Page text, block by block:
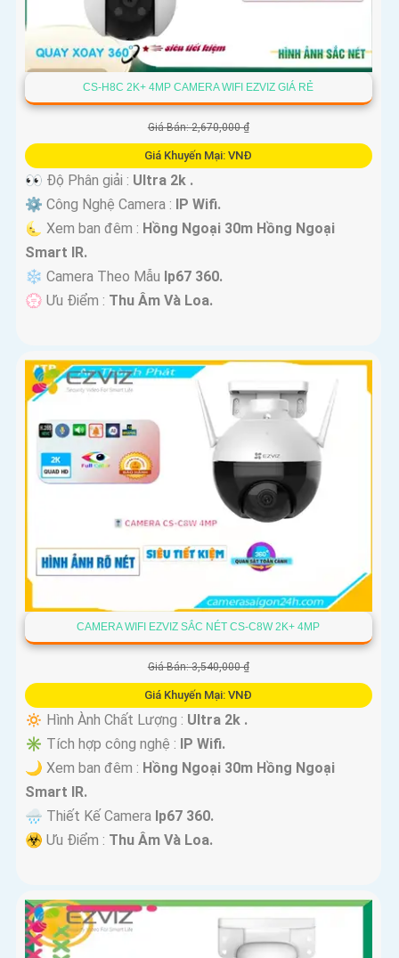
CS-H8C 2K+ 4MP CAMERA WIFI EZVIZ GIÁ RẺ
Giá Bán: 2,670,000 ₫
Giá Khuyến Mại: VNĐ
️
👀 Độ Phân giải : Ultra 2k .
⚙ Công Nghệ Camera :
IP Wifi.
🌜 Xem ban đêm : Hồng Ngoại 30m Hồng Ngoại
Smart IR.
❄ Camera Theo Mẫu Ip67 360.
️💮 Ưu Điểm : Thu Âm Và Loa.
CAMERA WIFI EZVIZ SẮC NÉT CS-C8W 2K+ 4MP
Giá Bán: 3,540,000 ₫
Giá Khuyến Mại: VNĐ
🔅 Hình Ành Chất Lượng : Ultra 2k .
✳️ Tích hợp công nghệ :
IP Wifi.
🌙 Xem ban đêm : Hồng Ngoại 30m Hồng Ngoại
Smart IR.
🌧️ Thiết Kế Camera Ip67 360.
️☣️ Ưu Điểm : Thu Âm Và Loa.